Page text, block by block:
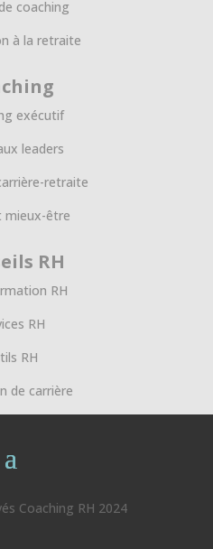
coaching
à la retraite
exécutif
leaders
retraite
mieux-être
RH
RH
RH
RH
de carrière
Coaching RH 2024